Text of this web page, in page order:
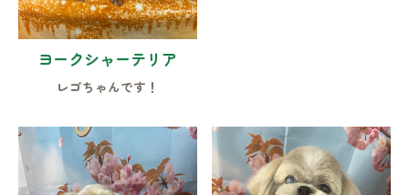
ヨークシャーテリア
レゴちゃんです！